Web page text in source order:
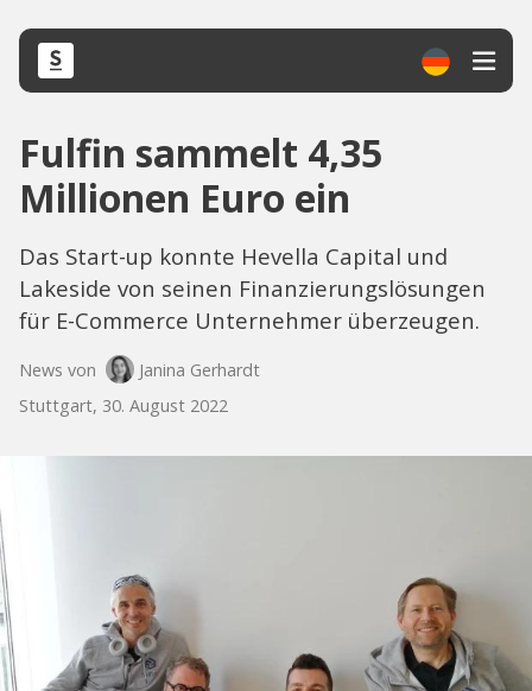
Fulfin sammelt 4,35
Millionen Euro ein
Das Start-up konnte Hevella Capital und
Lakeside von seinen Finanzierungslösungen
für E-Commerce Unternehmer überzeugen.
News von
Janina Gerhardt
Stuttgart, 30. August 2022